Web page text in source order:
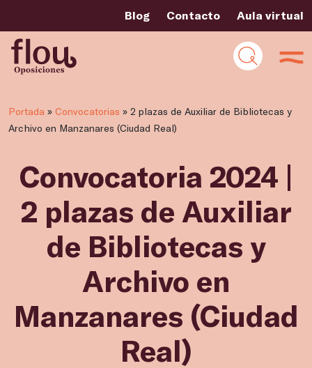
Blog Contacto Aula virtual
Portada » Convocatorias » 2 plazas de Auxiliar de Bibliotecas y
Archivo en Manzanares (Ciudad Real)
Convocatoria 2024 |
2 plazas de Auxiliar
de Bibliotecas y
Archivo en
Manzanares (Ciudad
Real)